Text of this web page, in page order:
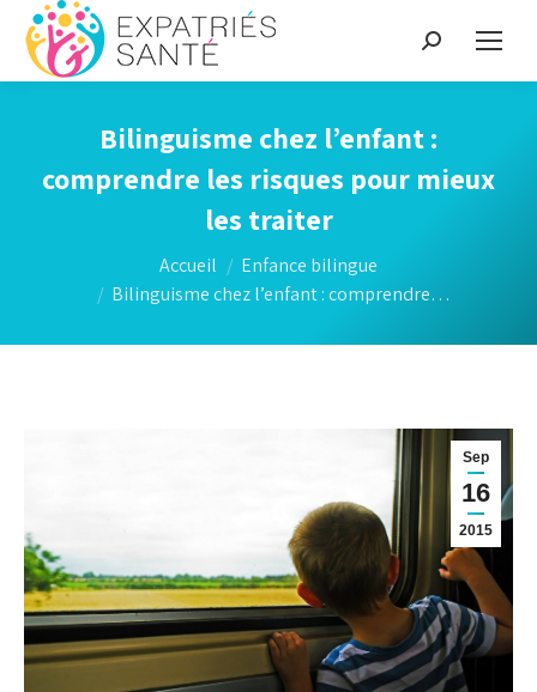
Recherche
:
Bilinguisme chez l’enfant :
comprendre les risques pour mieux
les traiter
Accueil
Enfance bilingue
Bilinguisme chez l’enfant : comprendre…
Sep
16
2015